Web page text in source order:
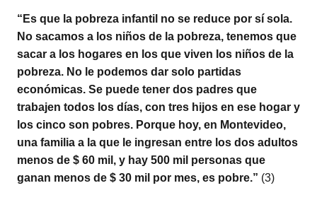
“Es que la pobreza infantil no se reduce por sí sola.
No sacamos a los niños de la pobreza, tenemos que
sacar a los hogares en los que viven los niños de la
pobreza. No le podemos dar solo partidas
económicas. Se puede tener dos padres que
trabajen todos los días, con tres hijos en ese hogar y
los cinco son pobres. Porque hoy, en Montevideo,
una familia a la que le ingresan entre los dos adultos
menos de $ 60 mil, y hay 500 mil personas que
ganan menos de $ 30 mil por mes, es pobre.” (3)